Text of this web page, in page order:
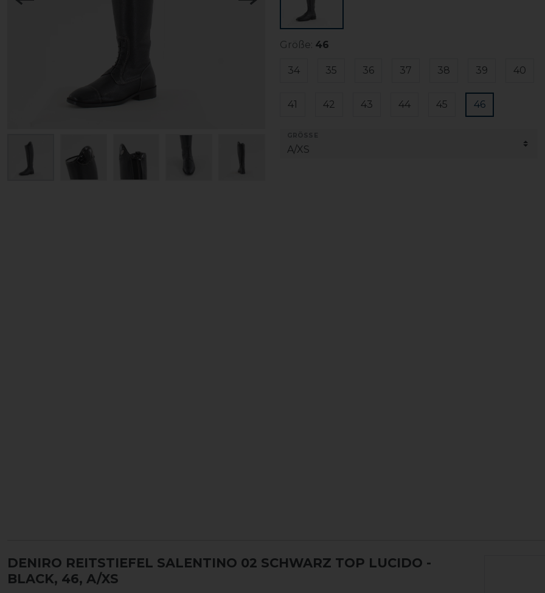
Größe: 46
34 35 36 37 38 39 40
41 42 43 44 45 46
DENIRO REITSTIEFEL SALENTINO 02 SCHWARZ TOP LUCIDO -
BLACK, 46, A/XS